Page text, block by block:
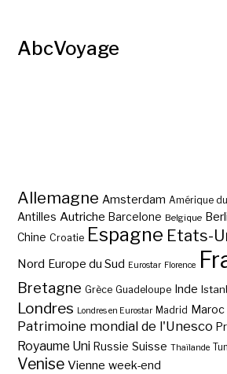
AbcVoyage
Allemagne Amsterdam Amérique
Antilles Autriche Barcelone Belgique
Chine Croatie Espagne Etats-
Nord Europe du Sud Eurostar Florence
Bretagne Grèce Guadeloupe Inde
Londres Londres en Eurostar Madrid Maroc
Patrimoine mondial de l'Unesco
Royaume Uni Russie Suisse Thaïlande
Venise Vienne week-end